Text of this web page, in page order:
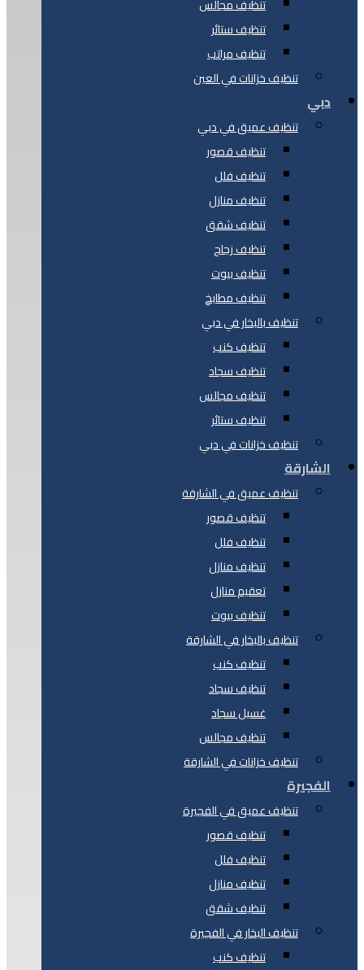
تنظيف مجالس
تنظيف ستائر
تنظيف مراتب
تنظيف خزانات في العين
دبي
تنظيف عميق في دبي
تنظيف قصور
تنظيف فلل
تنظيف منازل
تنظيف شقق
تنظيف زجاج
تنظيف بيوت
تنظيف مطابخ
تنظيف بالبخار في دبي
تنظيف كنب
تنظيف سجاد
تنظيف مجالس
تنظيف ستائر
تنظيف خزانات في دبي
الشارقة
تنظيف عميق في الشارقة
تنظيف قصور
تنظيف فلل
تنظيف منازل
تعقيم منازل
تنظيف بيوت
تنظيف بالبخار في الشارقة
تنظيف كنب
تنظيف سجاد
غسيل سجاد
تنظيف مجالس
تنظيف خزانات في الشارقة
الفجيرة
تنظيف عميق في الفجيرة
تنظيف قصور
تنظيف فلل
تنظيف منازل
تنظيف شقق
تنظيف البخار في الفجيرة
تنظيف كنب